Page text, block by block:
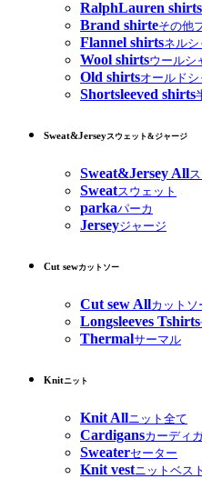
RalphLauren shirts
Brand shirteその他
Flannel shirtsネルシ
Wool shirtsウールシ
Old shirtsオールドシ
Shortsleeved shirts
Sweat&Jerseyスウェット&ジャージ
Sweat&Jersey All
Sweatスウェット
parkaパーカ
Jerseyジャージ
Cut sewカットソー
Cut sew Allカットソ
Longsleeves Tshirts
Thermalサーマル
Knitニット
Knit Allニット全て
Cardigansカーディ
Sweaterセーター
Knit vestニットベスト